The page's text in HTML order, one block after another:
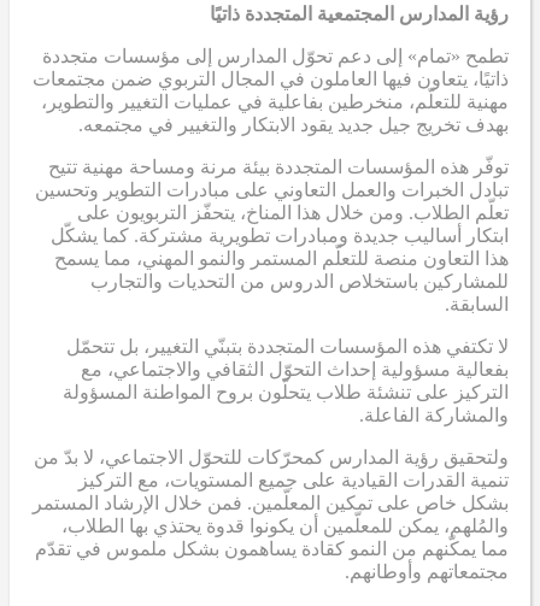
رؤية المدارس المجتمعية المتجددة ذاتيًا
تطمح «تمام» إلى دعم تحوّل المدارس إلى مؤسسات متجددة
ذاتيًا، يتعاون فيها العاملون في المجال التربوي ضمن مجتمعات
مهنية للتعلّم، منخرطين بفاعلية في عمليات التغيير والتطوير،
بهدف تخريج جيل جديد يقود الابتكار والتغيير في مجتمعه.
توفّر هذه المؤسسات المتجددة بيئة مرنة ومساحة مهنية تتيح
تبادل الخبرات والعمل التعاوني على مبادرات التطوير وتحسين
تعلّم الطلاب. ومن خلال هذا المناخ، يتحفّز التربويون على
ابتكار أساليب جديدة ومبادرات تطويرية مشتركة. كما يشكّل
هذا التعاون منصة للتعلّم المستمر والنمو المهني، مما يسمح
للمشاركين باستخلاص الدروس من التحديات والتجارب
السابقة.
لا تكتفي هذه المؤسسات المتجددة بتبنّي التغيير، بل تتحمّل
بفعالية مسؤولية إحداث التحوّل الثقافي والاجتماعي، مع
التركيز على تنشئة طلاب يتحلّون بروح المواطنة المسؤولة
والمشاركة الفاعلة.
ولتحقيق رؤية المدارس كمحرّكات للتحوّل الاجتماعي، لا بدّ من
تنمية القدرات القيادية على جميع المستويات، مع التركيز
بشكل خاص على تمكين المعلّمين. فمن خلال الإرشاد المستمر
والمُلهم، يمكن للمعلّمين أن يكونوا قدوة يحتذي بها الطلاب،
مما يمكّنهم من النمو كقادة يساهمون بشكل ملموس في تقدّم
مجتمعاتهم وأوطانهم.